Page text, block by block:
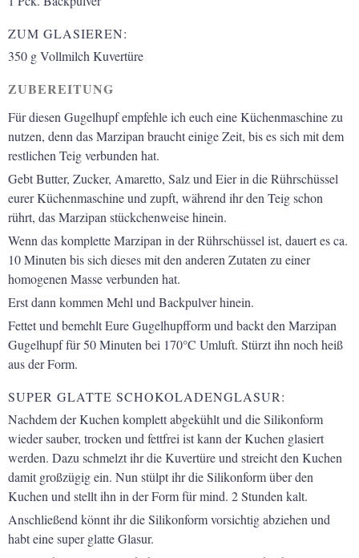
ZUM GLASIEREN:
350 gVollmilch Kuvertüre
ZUBEREITUNG
Für diesen Gugelhupf empfehle ich euch eine Küchenmaschine zu
nutzen, denn das Marzipan braucht einige Zeit, bis es sich mit dem
restlichen Teig verbunden hat.
Gebt Butter, Zucker, Amaretto, Salz und Eier in die Rührschüssel
eurer Küchenmaschine und zupft, während ihr den Teig schon
rührt, das Marzipan stückchenweise hinein.
Wenn das komplette Marzipan in der Rührschüssel ist, dauert es ca.
10 Minuten bis sich dieses mit den anderen Zutaten zu einer
homogenen Masse verbunden hat.
Erst dann kommen Mehl und Backpulver hinein.
Fettet und bemehlt Eure Gugelhupfform und backt den Marzipan
Gugelhupf für 50 Minuten bei 170°C Umluft. Stürzt ihn noch heiß
aus der Form.
SUPER GLATTE SCHOKOLADENGLASUR:
Nachdem der Kuchen komplett abgekühlt und die Silikonform
wieder sauber, trocken und fettfrei ist kann der Kuchen glasiert
werden. Dazu schmelzt ihr die Kuvertüre und streicht den Kuchen
damit großzügig ein. Nun stülpt ihr die Silikonform über den
Kuchen und stellt ihn in der Form für mind. 2 Stunden kalt.
Anschließend könnt ihr die Silikonform vorsichtig abziehen und
habt eine super glatte Glasur.